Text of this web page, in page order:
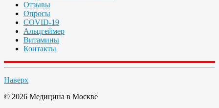
Отзывы
Опросы
COVID-19
Альцгеймер
Витамины
Контакты
Наверх
© 2026 Медицина в Москве